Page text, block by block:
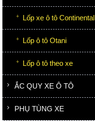
Lốp xe ô tô Continental
Lốp ô tô Otani
Lốp ô tô theo xe
ẮC QUY XE Ô TÔ
PHỤ TÙNG XE